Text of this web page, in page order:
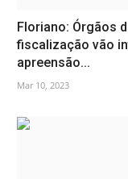
Floriano: Órgãos
fiscalização vão
apreensão...
Mar 10, 2023